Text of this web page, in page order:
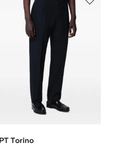
PT Torino